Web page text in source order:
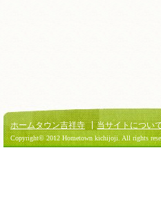
ホームタウン吉祥寺 当サイトについ
Copyright© 2012 Hometown kichijoji. All rights